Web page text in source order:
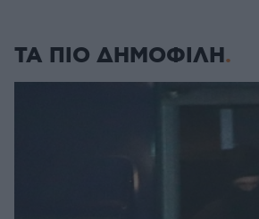
ΤΑ ΠΙΟ ΔΗΜΟΦΙΛΗ